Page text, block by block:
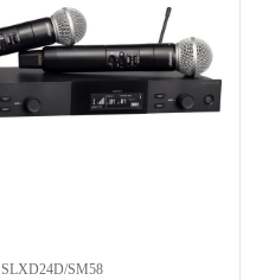
SLXD24D/SM58